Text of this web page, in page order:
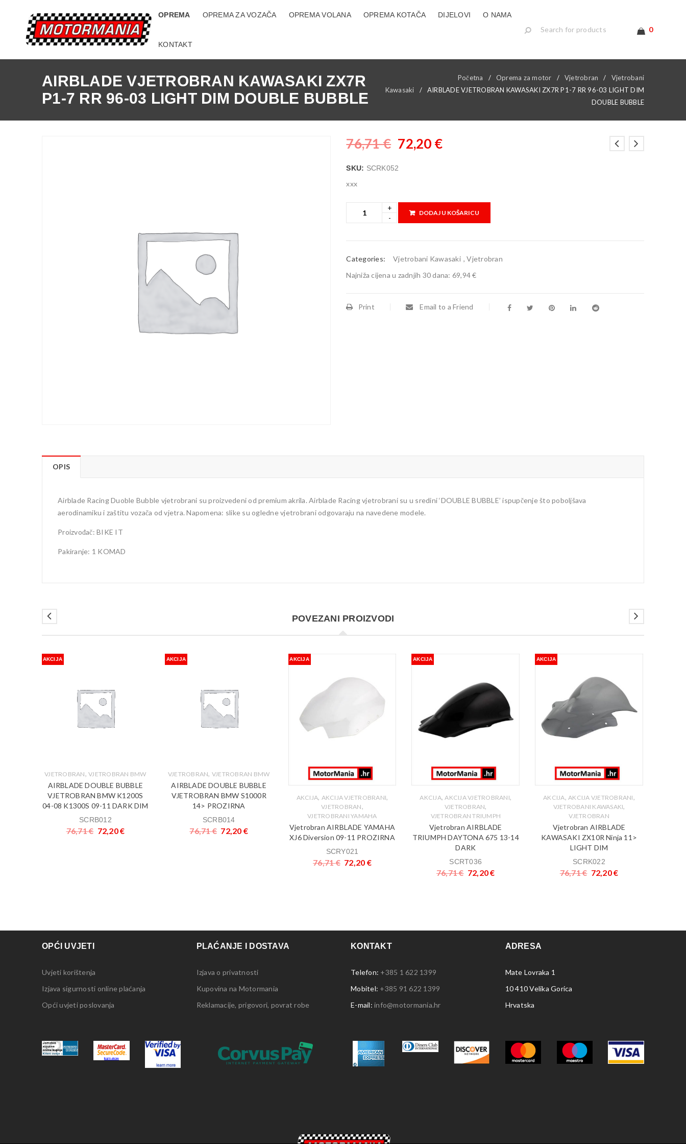
OPREMA OPREMA ZA VOZAČA OPREMA VOLANA OPREMA KOTAČA DIJELOVI O NAMA
KONTAKT
0
AIRBLADE VJETROBRAN KAWASAKI ZX7R
P1-7 RR 96-03 LIGHT DIM DOUBLE BUBBLE
Početna / Oprema za motor / Vjetrobran /
Vjetrobani
Kawasaki
/
AIRBLADE VJETROBRAN KAWASAKI ZX7R P1-7 RR 96-03 LIGHT DIM
DOUBLE BUBBLE
76,71€ 72,20 €
SKU: SCRK052
xxx
DODAJ U KOŠARICU
Categories: Vjetrobani Kawasaki ,Vjetrobran
Najniža cijena u zadnjih 30 dana: 69,94 €
Print Email to a Friend
OPIS
Airblade Racing Duoble Bubble vjetrobrani su proizvedeni od premium akrila. Airblade Racing vjetrobrani su u sredini ‘DOUBLE BUBBLE’ ispupčenje što poboljšava
aerodinamiku i zaštitu vozača od vjetra. Napomena: slike su ogledne vjetrobrani odgovaraju na navedene modele.
Proizvođač: BIKE IT
Pakiranje: 1 KOMAD
POVEZANI PROIZVODI
AKCIJA
VJETROBRAN,VJETROBRAN BMW
AIRBLADE DOUBLE BUBBLE
VJETROBRAN BMW K1200S
04-08 K1300S 09-11 DARK DIM
SCRB012
76,71€ 72,20€
AKCIJA
VJETROBRAN, VJETROBRAN BMW
AIRBLADE DOUBLE BUBBLE
VJETROBRAN BMW S1000R
14> PROZIRNA
SCRB014
76,71€ 72,20 €
AKCIJA
AKCIJA, AKCIJA VJETROBRANI,
VJETROBRAN,
VJETROBRANI YAMAHA
Vjetrobran AIRBLADE YAMAHA
XJ6 Diversion 09-11 PROZIRNA
SCRY021
76,71€ 72,20 €
AKCIJA
AKCIJA, AKCIJA VJETROBRANI,
VJETROBRAN,
VJETROBRAN TRIUMPH
Vjetrobran AIRBLADE
TRIUMPH DAYTONA 675 13-14
DARK
SCRT036
76,71€ 72,20€
AKCIJA
AKCIJA, AKCIJA VJETROBRANI,
VJETROBANI KAWASAKI,
VJETROBRAN
Vjetrobran AIRBLADE
KAWASAKI ZX10R Ninja 11>
LIGHT DIM
SCRK022
76,71€ 72,20€
OPĆI UVJETI
Uvjeti korištenja
Izjava sigurnosti online plaćanja
Opći uvjeti poslovanja
PLAĆANJE I DOSTAVA
Izjava o privatnosti
Kupovina na Motormania
Reklamacije, prigovori, povrat robe
KONTAKT
Telefon: +385 1 622 1399
Mobitel: +385 91 622 1399
E-mail: info@motormania.hr
ADRESA
Mate Lovraka 1
10 410 Velika Gorica
Hrvatska